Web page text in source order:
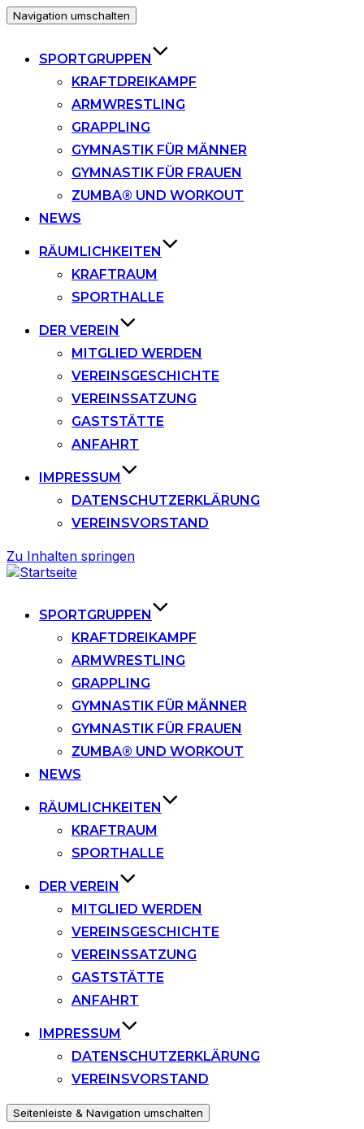
Navigation umschalten
SPORTGRUPPEN
KRAFTDREIKAMPF
ARMWRESTLING
GRAPPLING
GYMNASTIK FÜR MÄNNER
GYMNASTIK FÜR FRAUEN
ZUMBA® UND WORKOUT
NEWS
RÄUMLICHKEITEN
KRAFTRAUM
SPORTHALLE
DER VEREIN
MITGLIED WERDEN
VEREINSGESCHICHTE
VEREINSSATZUNG
GASTSTÄTTE
ANFAHRT
IMPRESSUM
DATENSCHUTZERKLÄRUNG
VEREINSVORSTAND
Zu Inhalten springen
SPORTGRUPPEN
KRAFTDREIKAMPF
ARMWRESTLING
GRAPPLING
GYMNASTIK FÜR MÄNNER
GYMNASTIK FÜR FRAUEN
ZUMBA® UND WORKOUT
NEWS
RÄUMLICHKEITEN
KRAFTRAUM
SPORTHALLE
DER VEREIN
MITGLIED WERDEN
VEREINSGESCHICHTE
VEREINSSATZUNG
GASTSTÄTTE
ANFAHRT
IMPRESSUM
DATENSCHUTZERKLÄRUNG
VEREINSVORSTAND
Seitenleiste & Navigation umschalten